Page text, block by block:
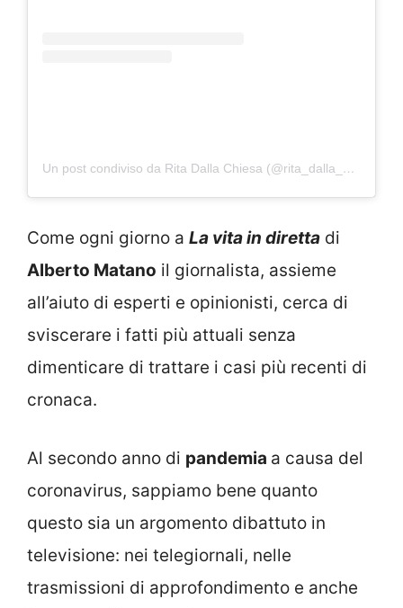
Un post condiviso da Rita Dalla Chiesa (@rita_dalla_chiesa_official)
Come ogni giorno a La vita in diretta di
Alberto Matano il giornalista, assieme
all’aiuto di esperti e opinionisti, cerca di
sviscerare i fatti più attuali senza
dimenticare di trattare i casi più recenti di
cronaca.
Al secondo anno di pandemia a causa del
coronavirus, sappiamo bene quanto
questo sia un argomento dibattuto in
televisione: nei telegiornali, nelle
trasmissioni di approfondimento e anche